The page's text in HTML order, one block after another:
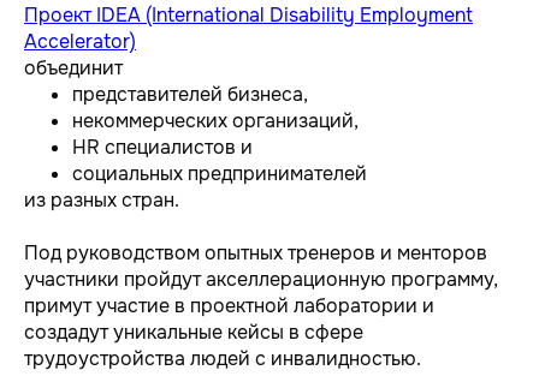
Проект IDEA (International Disability Employment
Accelerator)
объединит
представителей бизнеса,
некоммерческих организаций,
HR специалистов и
социальных предпринимателей
из разных стран.
Под руководством опытных тренеров и менторов
участники пройдут акселлерационную программу,
примут участие в проектной лаборатории и
создадут уникальные кейсы в сфере
трудоустройства людей с инвалидностью.